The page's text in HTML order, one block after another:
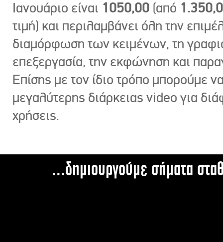
Ιανουάριο είναι 1050,00 (από
τιμή) και περιλαμβάνει όλη την
διαμόρφωση των κειμένων, τη
επεξεργασία, την εκφώνηση και
Επίσης με τον ίδιο τρόπο μπορούμε
μεγαλύτερης διάρκειας video για
χρήσεις.
...δημιουργούμε σήματα